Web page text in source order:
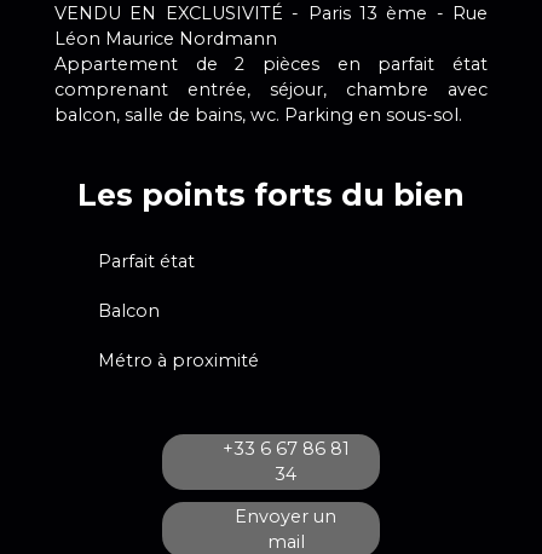
VENDU EN EXCLUSIVITÉ - Paris 13 ème - Rue
Léon Maurice Nordmann
Appartement de 2 pièces en parfait état
comprenant entrée, séjour, chambre avec
balcon, salle de bains, wc. Parking en sous-sol.
Les points forts du bien
Parfait état
Balcon
Métro à proximité
+33 6 67 86 81
34
Envoyer un
mail